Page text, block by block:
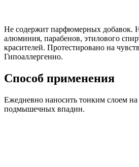
Не содержит парфюмерных добавок.
алюминия, парабенов, этилового
красителей. Протестировано на
Гипоаллергенно.
Способ применения
Ежедневно наносить тонким слоем
подмышечных впадин.